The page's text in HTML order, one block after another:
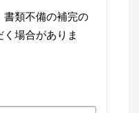
書類不備の補完の
場合がありま